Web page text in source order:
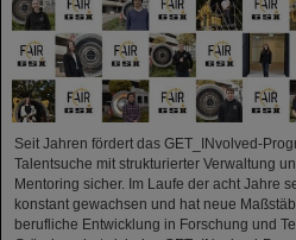
Seit Jahren fördert das GET_INvolved-
Talentsuche mit strukturierter Verwaltung
Mentoring sicher. Im Laufe der acht Jahre
konstant gewachsen und hat neue
berufliche Entwicklung in Forschung und